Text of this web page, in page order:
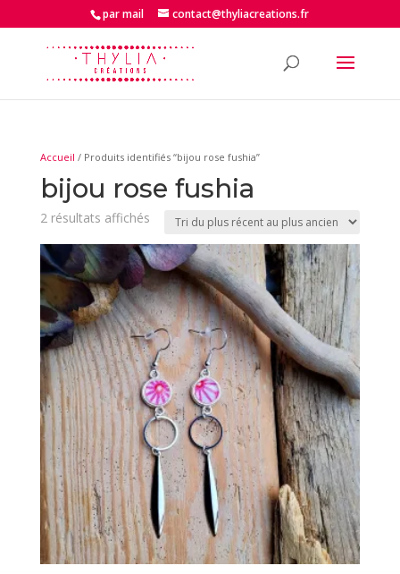
par mail contact@thyliacreations.fr
Accueil / Produits identifiés “bijou rose fushia”
bijou rose fushia
2 résultats affichésTrié
plus
récent
au
plus
ancien